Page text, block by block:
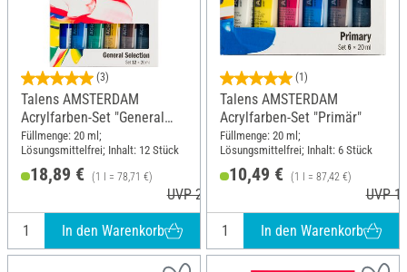
(3)
Talens AMSTERDAM
Acrylfarben-Set "General
Selection 12"
Füllmenge: 20 ml;
Lösungsmittelfrei; Inhalt: 12 Stück
18,89 € (1 l = 78,71 €)
UVP 20,60 €
In den Warenkorb
(1)
Talens AMSTERDAM
Acrylfarben-Set "Primär"
Füllmenge: 20 ml;
Lösungsmittelfrei; Inhalt: 6 Stück
10,49 € (1 l = 87,42 €)
UVP
In den Warenkorb